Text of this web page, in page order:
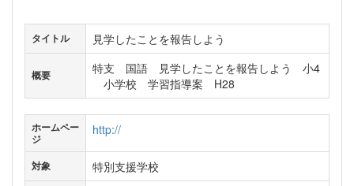
タイトル 見学したことを報告しよう
概要
特支 国語 見学したことを報告しよう 小4
小学校 学習指導案 H28
ホームペー
ジ
http://
対象 特別支援学校